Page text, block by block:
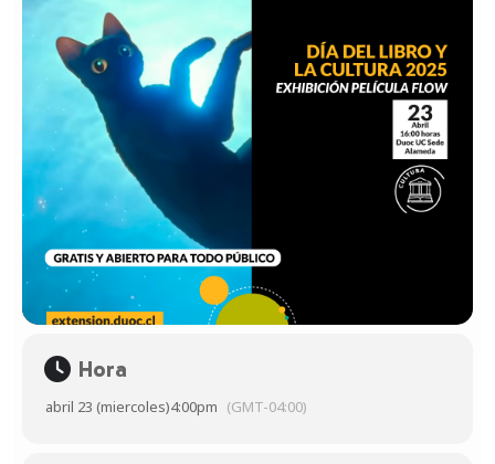
Hora
abril 23 (miercoles)4:00pm (GMT-04:00)